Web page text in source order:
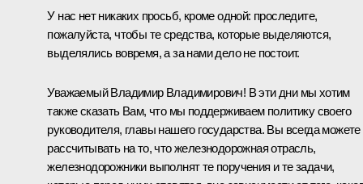
У нас нет никаких просьб, кроме одной: проследите,
пожалуйста, чтобы те средства, которые выделяются,
выделялись вовремя, а за нами дело не постоит.
Уважаемый Владимир Владимирович! В эти дни мы хотим
также сказать Вам, что мы поддерживаем политику своего
руководителя, главы нашего государства. Вы всегда можете
рассчитывать на то, что железнодорожная отрасль,
железнодорожники выполнят те поручения и те задачи,